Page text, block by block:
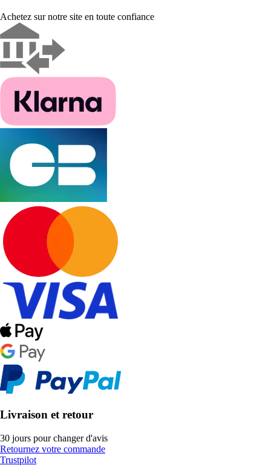
Achetez sur notre site en toute confiance
Livraison et retour
30 jours pour changer d'avis
Retournez votre commande
Trustpilot